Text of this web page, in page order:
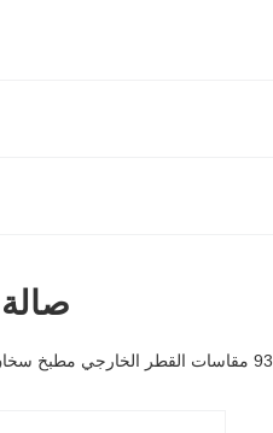
93 مقاسات القطر الخارجي مطبخ سخان الماء الساخن لتحمية سريعة في مطبخك